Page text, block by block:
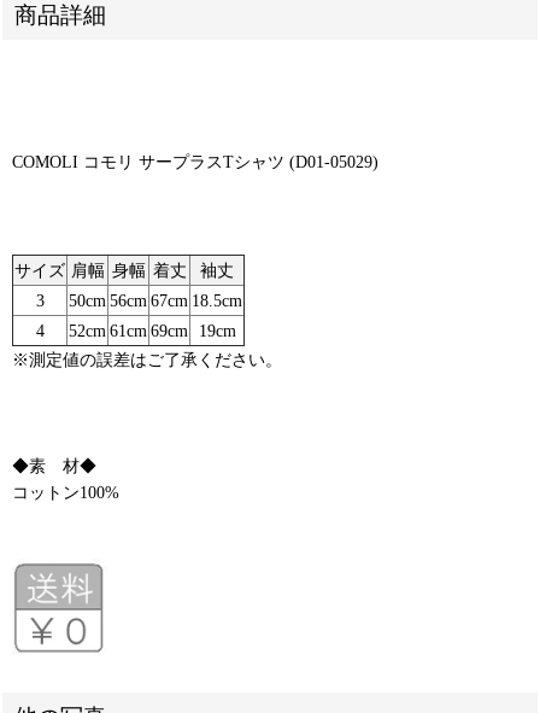
商品詳細
COMOLI コモリ サープラスTシャツ (D01-05029)
サイズ 肩幅 身幅 着丈
袖丈
3
50cm 56cm 67cm 18.5cm
4
52cm 61cm 69cm
19cm
※測定値の誤差はご了承ください。
◆素 材◆
コットン100%